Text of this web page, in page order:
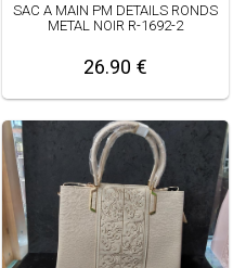
SAC A MAIN PM DETAILS RONDS
METAL NOIR R-1692-2
26.90 €